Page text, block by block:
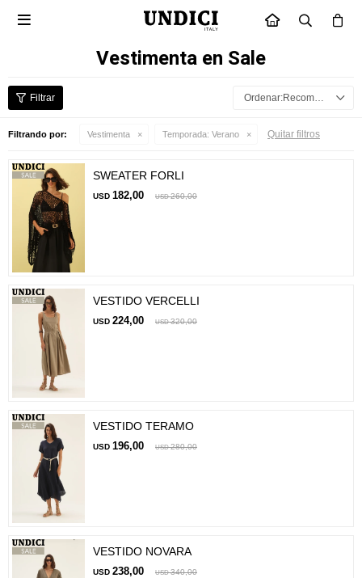
INICIO

Vestimenta en Sale
Recomendados
Filtrando por: Vestimenta Temporada: Verano Quitar filtros
SWEATER FORLI
USD 182,00 USD 260,00
VESTIDO VERCELLI
USD 224,00 USD 320,00
VESTIDO TERAMO
USD 196,00 USD 280,00
VESTIDO NOVARA
USD 238,00 USD 340,00